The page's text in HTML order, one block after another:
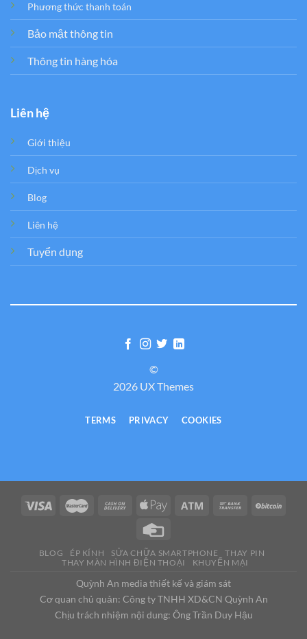
Phương thức thanh toán
Bảo mật thông tin
Thông tin hàng hóa
Liên hệ
Giới thiệu
Dịch vụ
Blog
Liên hệ
Tuyển dụng
©
2026 UX Themes
TERMS PRIVACY COOKIES
BLOG ÉP KÍNH SỬA CHỮA SMARTPHONE
THAY PIN
THAY MÀN HÌNH ĐIỆN THOẠI
KHUYẾN MẠI
Quỳnh An media thiết kế và giám sát
Cơ quan chủ quản: Công ty TNHH XD&CN Quỳnh An
Chịu trách nhiệm nội dung: Ông Trần Duy Hậu